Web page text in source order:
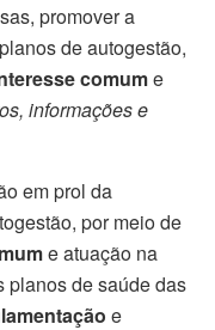
promover a
de autogestão,
comume
informações e
em prol da
por meio de
e atuação na
planos de saúde das
e